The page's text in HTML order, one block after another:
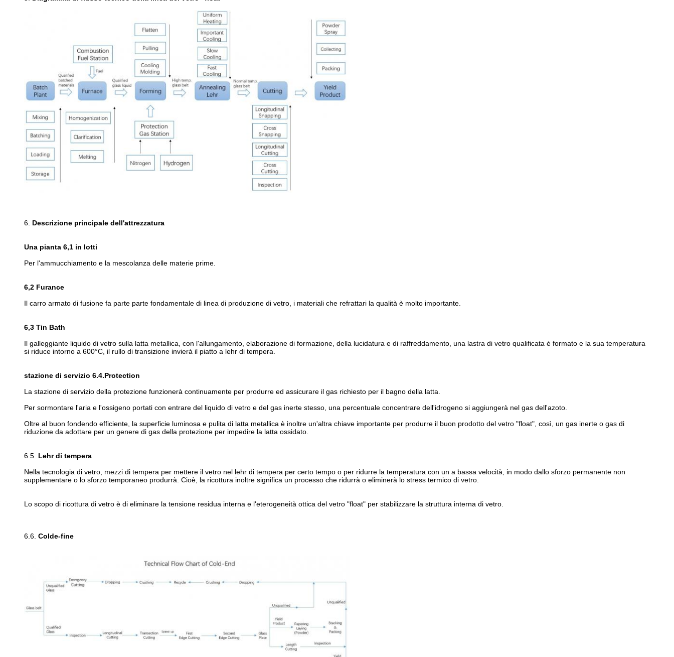
6. Descrizione principale dell'attrezzatura
Una pianta 6,1 in lotti
Per l'ammucchiamento e la mescolanza delle materie prime.
6,2 Furance
Il carro armato di fusione fa parte parte fondamentale di linea di produzione di vetro, i materiali che refrattari la qualità è molto importante.
6,3 Tin Bath
Il galleggiante liquido di vetro sulla latta metallica, con l'allungamento, elaborazione di formazione, della lucidatura e di raffreddamento, una lastra di vetro qualificata è formato e la sua temperatura
si riduce intorno a 600°C, il rullo di transizione invierà il piatto a lehr di tempera.
stazione di servizio 6.4.Protection
La stazione di servizio della protezione funzionerà continuamente per produrre ed assicurare il gas richiesto per il bagno della latta.
Per sormontare l'aria e l'ossigeno portati con entrare del liquido di vetro e del gas inerte stesso, una percentuale concentrare dell'idrogeno si aggiungerà nel gas dell'azoto.
Oltre al buon fondendo efficiente, la superficie luminosa e pulita di latta metallica è inoltre un'altra chiave importante per produrre il buon prodotto del vetro "float", così, un gas inerte o gas di
riduzione da adottare per un genere di gas della protezione per impedire la latta ossidato.
6.5. Lehr di tempera
Nella tecnologia di vetro, mezzi di tempera per mettere il vetro nel lehr di tempera per certo tempo o per ridurre la temperatura con un a bassa velocità, in modo dallo sforzo permanente non
supplementare o lo sforzo temporaneo produrrà. Cioè, la ricottura inoltre significa un processo che ridurrà o eliminerà lo stress termico di vetro.
Lo scopo di ricottura di vetro è di eliminare la tensione residua interna e l'eterogeneità ottica del vetro "float" per stabilizzare la struttura interna di vetro.
6.6. Colde-fine